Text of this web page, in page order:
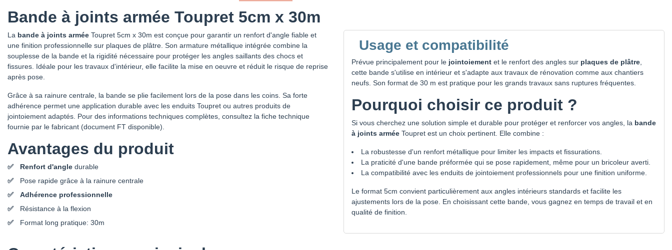
Bande à joints armée Toupret 5cm x 30m
La bande à joints armée Toupret 5cm x 30m est conçue pour garantir un renfort d'angle fiable et
une finition professionnelle sur plaques de plâtre. Son armature métallique intégrée combine la
souplesse de la bande et la rigidité nécessaire pour protéger les angles saillants des chocs et
fissures. Idéale pour les travaux d'intérieur, elle facilite la mise en oeuvre et réduit le risque de reprise
après pose.
Grâce à sa rainure centrale, la bande se plie facilement lors de la pose dans les coins. Sa forte
adhérence permet une application durable avec les enduits Toupret ou autres produits de
jointoiement adaptés. Pour des informations techniques complètes, consultez la fiche technique
fournie par le fabricant (document FT disponible).
Avantages du produit
Renfort d'angle durable
Pose rapide grâce à la rainure centrale
Adhérence professionnelle
Résistance à la flexion
Format long pratique: 30m
Usage et compatibilité
Prévue principalement pour le jointoiement et le renfort des angles sur plaques de plâtre,
cette bande s'utilise en intérieur et s'adapte aux travaux de rénovation comme aux chantiers
neufs. Son format de 30 m est pratique pour les grands travaux sans ruptures fréquentes.
Pourquoi choisir ce produit ?
Si vous cherchez une solution simple et durable pour protéger et renforcer vos angles, la bande
à joints armée Toupret est un choix pertinent. Elle combine :
La robustesse d'un renfort métallique pour limiter les impacts et fissurations.
La praticité d'une bande préformée qui se pose rapidement, même pour un bricoleur averti.
La compatibilité avec les enduits de jointoiement professionnels pour une finition uniforme.
Le format 5cm convient particulièrement aux angles intérieurs standards et facilite les
ajustements lors de la pose. En choisissant cette bande, vous gagnez en temps de travail et en
qualité de finition.